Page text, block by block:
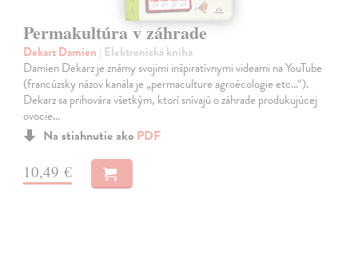
Permakultúra v záhrade
Dekarz Damien | Elektronická kniha
Damien Dekarz je známy svojimi inšpiratívnymi videami na YouTube
(francúzsky názov kanála je „permaculture agroécologie etc...“).
Dekarz sa prihovára všetkým, ktorí snívajú o záhrade produkujúcej
ovocie…
Na stiahnutie ako PDF
10,49 €